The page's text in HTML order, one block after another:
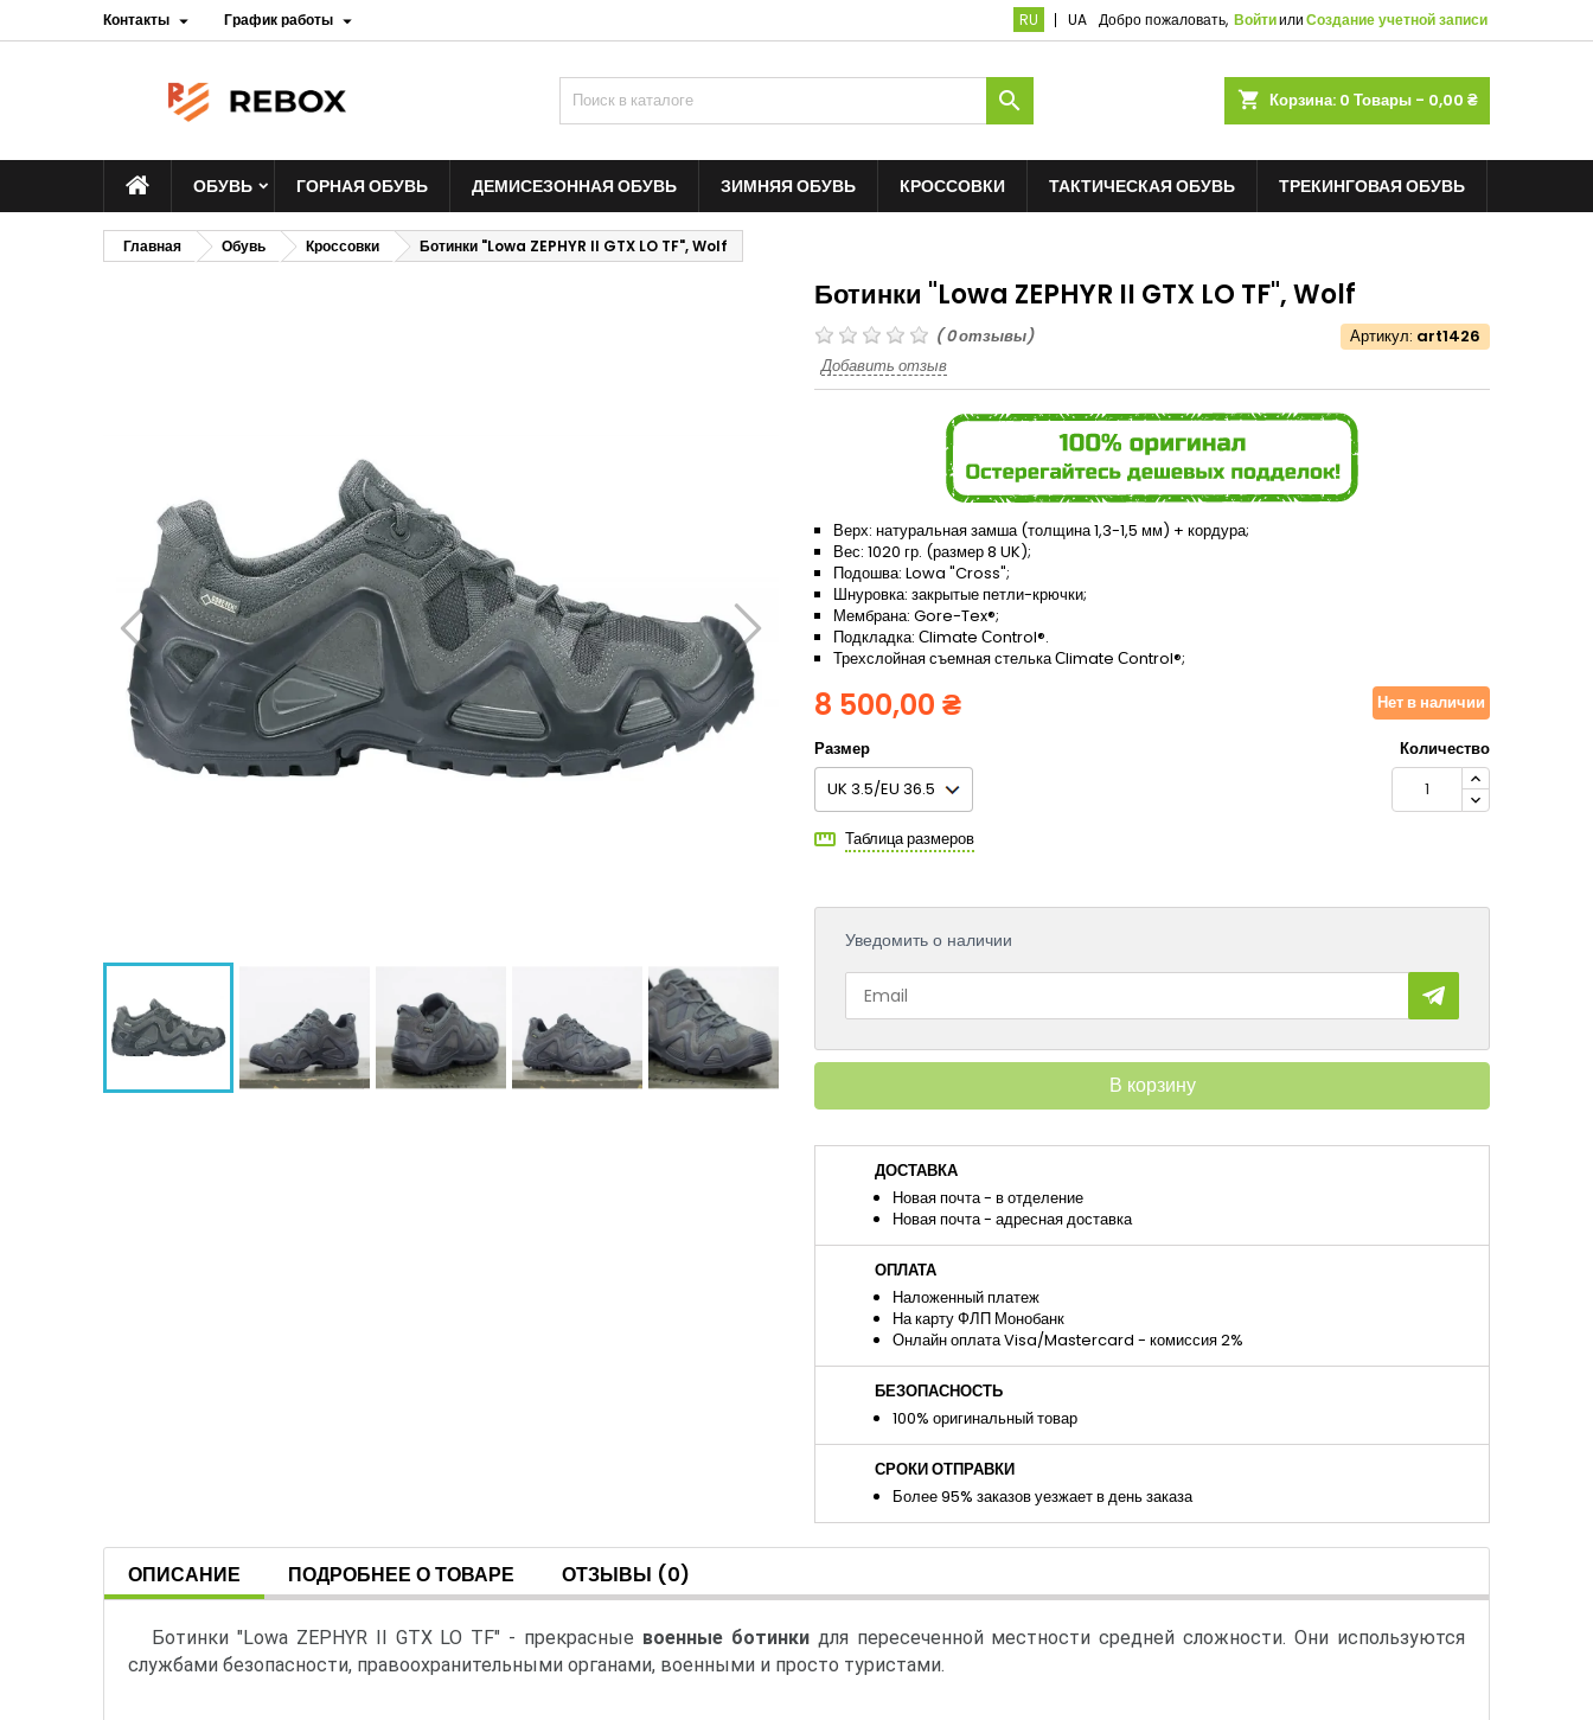
Контакты  График работы  Добро пожаловать, ВойтиилиСоздание учетной записи
RU UA
shopping_cart Корзина: 0 Товары - 0,00 ₴

ОБУВЬ ГОРНАЯ ОБУВЬ ДЕМИСЕЗОННАЯ ОБУВЬ ЗИМНЯЯ ОБУВЬ КРОССОВКИ ТАКТИЧЕСКАЯ ОБУВЬ ТРЕКИНГОВАЯ ОБУВЬ
Главная Обувь Кроссовки Ботинки "Lowa ZEPHYR II GTX LO TF", Wolf
Ботинки "Lowa ZEPHYR II GTX LO TF", Wolf
(0отзывы)
Добавить отзыв
Артикул: art1426
Верх: натуральная замша (толщина 1,3-1,5 мм) + кордура;
Вес: 1020 гр. (размер 8 UK);
Подошва: Lowa "Cross";
Шнуровка: закрытые петли-крючки;
Мембрана: Gore-Tex®;
Подкладка: Сlimate Сontrol®.
Трехслойная съемная стелька Сlimate Сontrol®;
8 500,00 ₴ Нет в наличии
Размер
Таблица размеров
Количество
Уведомить о наличии
В корзину
ДОСТАВКА
Новая почта - в отделение
Новая почта - адресная доставка
ОПЛАТА
Наложенный платеж
На карту ФЛП Монобанк
Онлайн оплата Visa/Mastercard - комиссия 2%
БЕЗОПАСНОСТЬ
100% оригинальный товар
СРОКИ ОТПРАВКИ
Более 95% заказов уезжает в день заказа
ОПИСАНИЕ ПОДРОБНЕЕ О ТОВАРЕ ОТЗЫВЫ (0)
Ботинки "Lowa ZEPHYR II GTX LO TF" - прекрасные военные ботинкидля пересеченной местности средней сложности. Они используются
службами безопасности, правоохранительными органами, военными и просто туристами.